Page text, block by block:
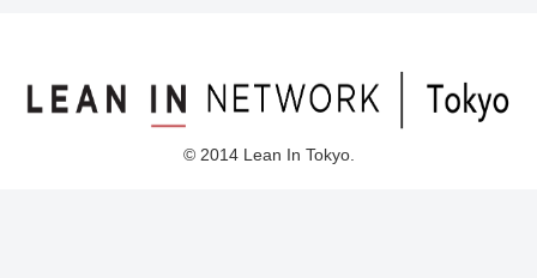
© 2014 Lean In Tokyo.